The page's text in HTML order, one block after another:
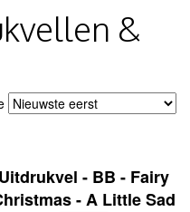
&
Uitdrukvel - BB - Fairy
- A Little Sad